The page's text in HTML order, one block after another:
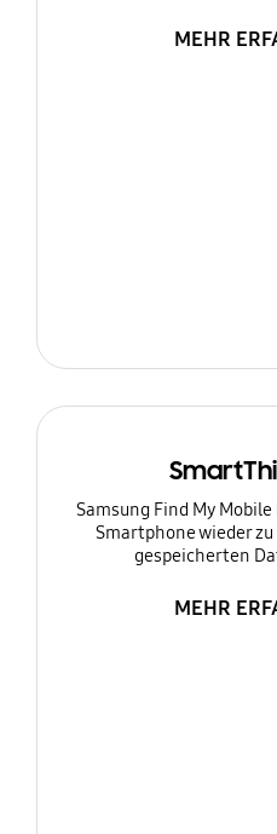
MEHR
Samsung Find My
Smartphone wieder
gespeicherten
MEHR